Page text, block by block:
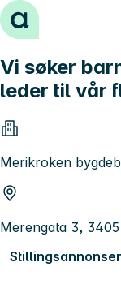
Hopp til innhold
Vi søker
leder til vår
Merikroken
Merengata 3,